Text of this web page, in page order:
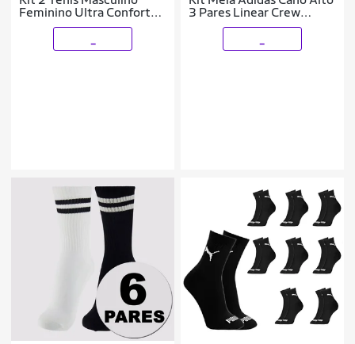
Feminino Ultra Conforto
Leve Esportivo Cross
3 Pares Linear Crew
Masculino